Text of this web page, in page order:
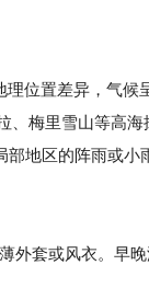
位置差异，气候
、梅里雪山等高
地区的阵雨或小
外套或风衣。早